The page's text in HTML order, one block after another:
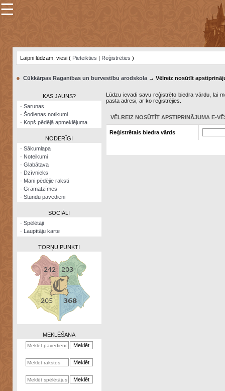
×
Šodienas
notikumi
Visatcera
almanahs
Arhīvs
Zināšanu
kalkulators
☰
Laipni lūdzam, viesi ( Pieteikties | Reģistrēties )
● Cūkkārpas Raganības un burvestību arodskola→ Vēlreiz nosūtīt
KAS JAUNS?
· Sarunas
· Šodienas notikumi
· Kopš pēdējā apmeklējuma
NODERĪGI
· Sākumlapa
· Noteikumi
· Glabātava
· Dzīvnieks
· Mani pēdējie raksti
· Grāmatzīmes
· Stundu pavedieni
SOCIĀLI
· Spēlētāji
· Laupītāju karte
TORŅU PUNKTI
MEKLĒŠANA
Lūdzu ievadi savu reģistrēto biedra vārdu, lai
pasta adresi, ar ko reģistrējies.
VĒLREIZ NOSŪTĪT APSTIPRINĀJUMA E-
Reģistrētais biedra vārds